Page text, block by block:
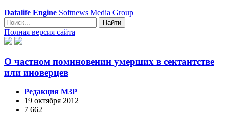
Datalife Engine Softnews Media Group
Найти
Полная версия сайта
О частном поминовении умерших в сектантстве
или иноверцев
Редакция М3Р
19 октября 2012
7 662